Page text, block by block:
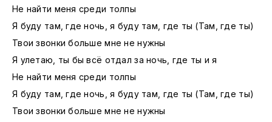
Не найти меня среди толпы
Я буду там, где ночь, я буду там, где ты (Там, где ты)
Твои звонки больше мне не нужны
Я улетаю, ты бы всё отдал за ночь, где ты и я
Не найти меня среди толпы
Я буду там, где ночь, я буду там, где ты (Там, где ты)
Твои звонки больше мне не нужны